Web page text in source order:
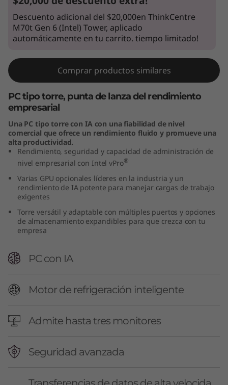
T
o
Descuento adicional del $20,000en ThinkCentre
M70t Gen 6 (Intel) Tower, aplicado
automáticamente en tu carrito. tiempo limitado!
Comprar productos similares
PC tipo torre, punta de lanza del rendimiento
empresarial
Una PC tipo torre con IA con una fiabilidad de nivel
comercial que ofrece un rendimiento fluido y promueve una
alta productividad.
Rendimiento, seguridad y capacidad de administración de
nivel empresarial con Intel vPro®
Varias GPU opcionales líderes en la industria y un
rendimiento de IA potente para manejar cargas de trabajo
exigentes
Torre versátil y adaptable con múltiples puertos y opciones
de almacenamiento expandibles para que crezca con tu
empresa
PC con IA
Motor de refrigeración inteligente
Admite hasta tres monitores
Seguridad avanzada